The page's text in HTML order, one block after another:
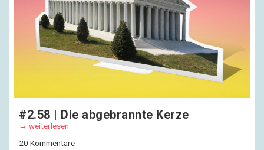
#2.58 | Die abgebrannte Kerze
weiterlesen
20 Kommentare